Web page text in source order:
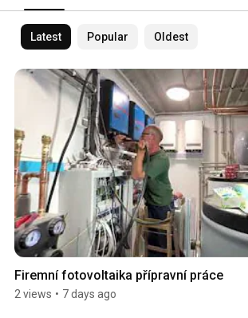
Latest Popular Oldest
Firemní fotovoltaika přípravní práce
2 views • 7 days ago